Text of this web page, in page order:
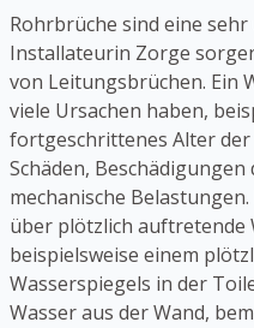
Rohrbrüche sind eine
Installateurin Zorge
von Leitungsbrüchen. Ein
viele Ursachen haben,
fortgeschrittenes Alter
Schäden,
mechanische
über plötzlich auftretende
beispielsweise einem
Wasserspiegels in der
Wasser aus der Wand,